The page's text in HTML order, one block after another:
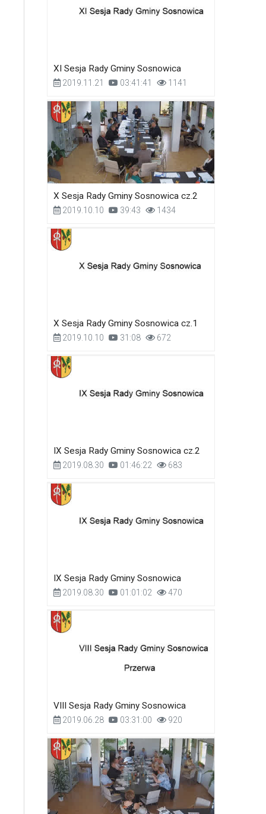
XI Sesja Rady Gminy Sosnowica
2019.11.21 03:41:41 1141
X Sesja Rady Gminy Sosnowica cz.2
2019.10.10 39:43 1434
X Sesja Rady Gminy Sosnowica cz.1
2019.10.10 31:08 672
IX Sesja Rady Gminy Sosnowica cz.2
2019.08.30 01:46:22 683
IX Sesja Rady Gminy Sosnowica
2019.08.30 01:01:02 470
VIII Sesja Rady Gminy Sosnowica
2019.06.28 03:31:00 920